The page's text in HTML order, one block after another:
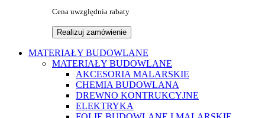
Cena uwzględnia rabaty
Realizuj zamówienie
MATERIAŁY BUDOWLANE
MATERIAŁY BUDOWLANE
AKCESORIA MALARSKIE
CHEMIA BUDOWLANA
DREWNO KONTRUKCYJNE
ELEKTRYKA